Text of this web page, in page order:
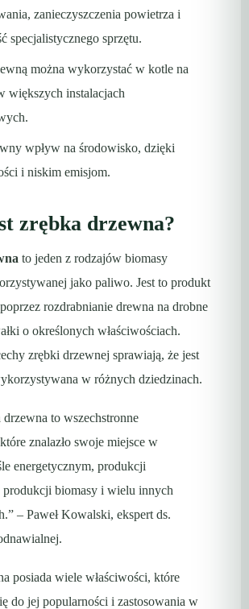
zanieczyszczenia powietrza i
specjalistycznego sprzętu.
można wykorzystać w kotle na
większych instalacjach
wpływ na środowisko, dzięki
i niskim emisjom.
zrębka drzewna?
to jeden z rodzajów biomasy
jako paliwo. Jest to produkt
rozdrabnianie drewna na drobne
o określonych właściwościach.
zrębki drzewnej sprawiają, że jest
w różnych dziedzinach.
drzewna to wszechstronne
znalazło swoje miejsce w
energetycznym, produkcji
produkcji biomasy i wielu innych
– Paweł Kowalski, ekspert ds.
posiada wiele właściwości, które
do jej popularności i zastosowania w